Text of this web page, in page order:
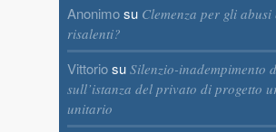
Anonimosu Clemenza per gli
risalenti?
Vittoriosu Silenzio-inadempimento
sull’istanza del privato di progetto
unitario